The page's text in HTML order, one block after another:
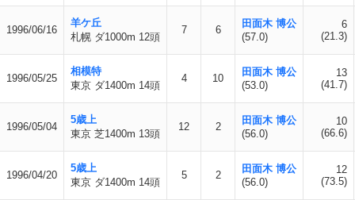
1996/06/16
羊ケ丘
札幌 ダ1000m 12頭
7 6
田面木 博公
(57.0)
6
(21.3)
1996/05/25
相模特
東京 ダ1400m 14頭
4 10
田面木 博公
(53.0)
13
(41.7)
1996/05/04
5歳上
東京 芝1400m 13頭
12 2
田面木 博公
(56.0)
10
(66.6)
1996/04/20
5歳上
東京 ダ1400m 14頭
5 2
田面木 博公
(56.0)
12
(73.5)